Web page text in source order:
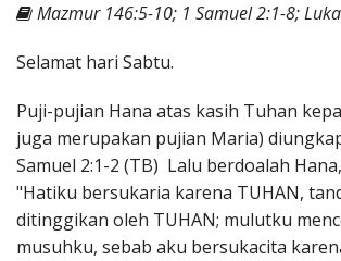
Mazmur 146:5-10; 1 Samuel 2:1-8;
Selamat hari Sabtu.
Puji-pujian Hana atas kasih Tuhan
juga merupakan pujian Maria)
Samuel 2:1-2 (TB) Lalu berdoalah
"Hatiku bersukaria karena TUHAN,
ditinggikan oleh TUHAN; mulutku
musuhku, sebab aku bersukacita